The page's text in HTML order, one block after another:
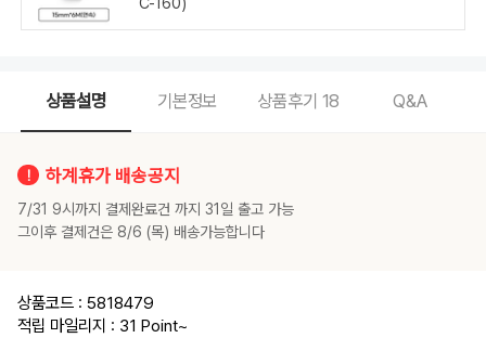
상품설명 기본정보 상품후기 18 Q&A
하계휴가 배송공지
7/31 9시까지 결제완료건 까지 31일 출고 가능
그이후 결제건은 8/6 (목) 배송가능합니다
상품코드 : 5818479
적립 마일리지 : 31 Point~